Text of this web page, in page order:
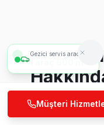
Gezici servis aracımız
Müşteri